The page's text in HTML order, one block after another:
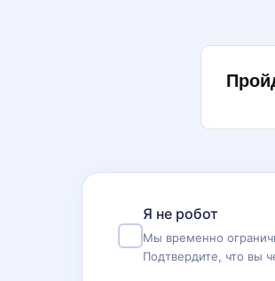
Я не робот
Мы временно
Подтвердите, что вы